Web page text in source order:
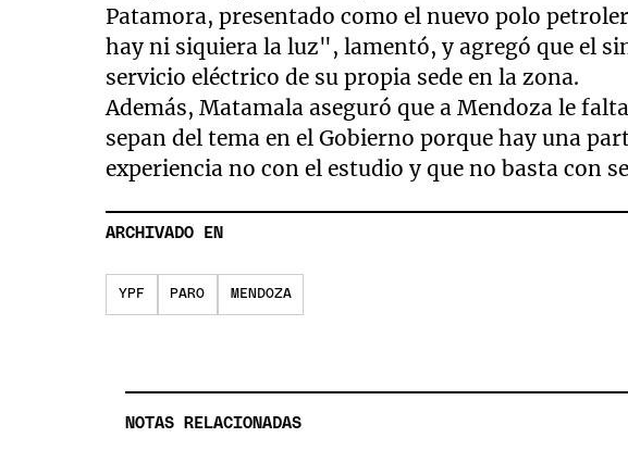
Patamora, presentado como el nuevo polo
hay ni siquiera la luz", lamentó, y agregó que el
servicio eléctrico de su propia sede en la zona.
Además, Matamala aseguró que a Mendoza le
sepan del tema en el Gobierno porque hay una
experiencia no con el estudio y que no basta con
ARCHIVADO EN
YPF PARO MENDOZA
NOTAS RELACIONADAS